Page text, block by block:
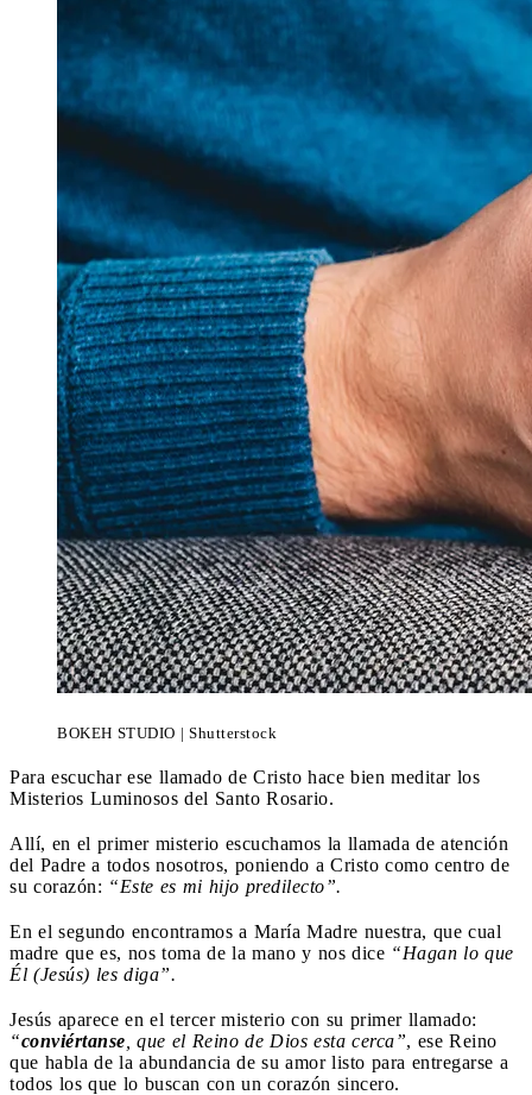
BOKEH STUDIO | Shutterstock
Para escuchar ese llamado de Cristo hace bien meditar los
Misterios Luminosos del Santo Rosario.
Allí, en el primer misterio escuchamos la llamada de atención
del Padre a todos nosotros, poniendo a Cristo como centro de
su corazón: “Este es mi hijo predilecto”.
En el segundo encontramos a María Madre nuestra, que cual
madre que es, nos toma de la mano y nos dice “Hagan lo que
Él (Jesús) les diga”.
Jesús aparece en el tercer misterio con su primer llamado:
“conviértanse , que el Reino de Dios esta cerca”, ese Reino
que habla de la abundancia de su amor listo para entregarse a
todos los que lo buscan con un corazón sincero.